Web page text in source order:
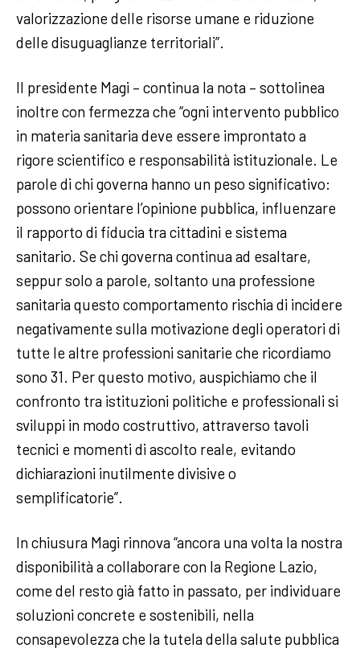
valorizzazione delle risorse umane e riduzione
delle disuguaglianze territoriali”.
Il presidente Magi – continua la nota – sottolinea
inoltre con fermezza che “ogni intervento pubblico
in materia sanitaria deve essere improntato a
rigore scientifico e responsabilità istituzionale. Le
parole di chi governa hanno un peso significativo:
possono orientare l’opinione pubblica, influenzare
il rapporto di fiducia tra cittadini e sistema
sanitario. Se chi governa continua ad esaltare,
seppur solo a parole, soltanto una professione
sanitaria questo comportamento rischia di incidere
negativamente sulla motivazione degli operatori di
tutte le altre professioni sanitarie che ricordiamo
sono 31. Per questo motivo, auspichiamo che il
confronto tra istituzioni politiche e professionali si
sviluppi in modo costruttivo, attraverso tavoli
tecnici e momenti di ascolto reale, evitando
dichiarazioni inutilmente divisive o
semplificatorie”.
In chiusura Magi rinnova “ancora una volta la nostra
disponibilità a collaborare con la Regione Lazio,
come del resto già fatto in passato, per individuare
soluzioni concrete e sostenibili, nella
consapevolezza che la tutela della salute pubblica